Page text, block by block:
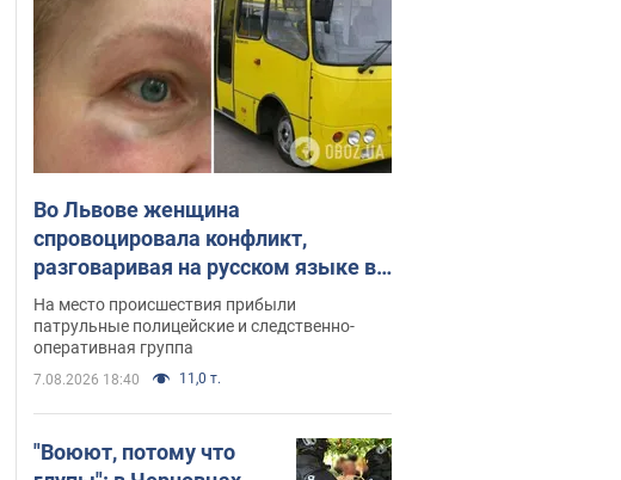
Во Львове женщина
спровоцировала конфликт,
разговаривая на русском языке в
маршрутке: полиция составила
административный протокол.
Видео
На место происшествия прибыли
патрульные полицейские и следственно-
оперативная группа
7.08.2026 18:40 11,0 т.
"Воюют, потому что